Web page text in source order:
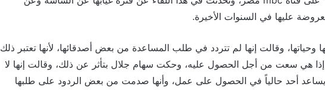
عليها في السنوات الأخيرة.
وقالت إنها لم تتردد في طلب المساعدة من بعض أصدقائها، لأنها تعتبر ذلك
إذا هي سعت من أجل الحصول عليه، وحكت سهام جلال بتأثر عن ذلك، وقالت إنها لا
يساعد أحد حالياً في الحصول على عمل، وأنها صدمت من بعض الردود على طلبها